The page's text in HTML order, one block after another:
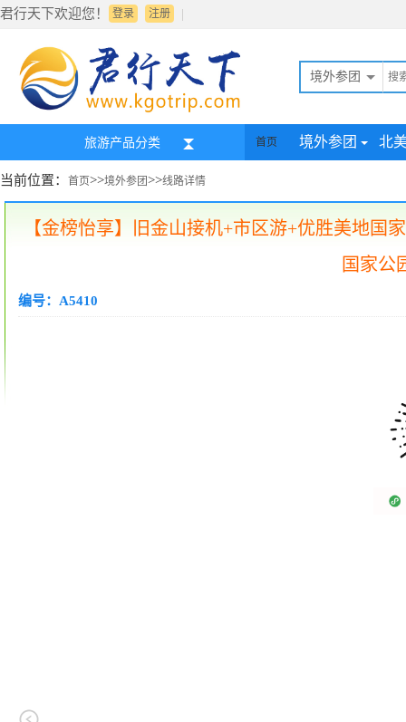
君行天下欢迎您！ 登录 |
注册
境外参团
旅游产品分类 首页 境外参团 北
当前位置： 首页>>境外参团>>线路详情
【金榜怡享】旧金山接机+市区游+优胜美地国
国家公
编号：A5410